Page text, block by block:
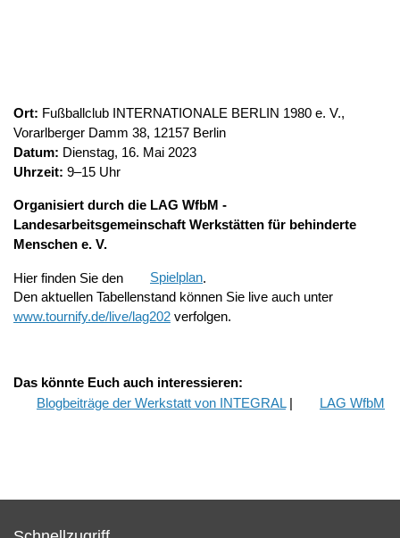
Ort: Fußballclub INTERNATIONALE BERLIN 1980 e. V.,
Vorarlberger Damm 38, 12157 Berlin
Datum: Dienstag, 16. Mai 2023
Uhrzeit: 9–15 Uhr
Organisiert durch die LAG WfbM -
Landesarbeitsgemeinschaft Werkstätten für behinderte
Menschen e. V.
Hier finden Sie den Spielplan.
Den aktuellen Tabellenstand können Sie live auch unter
www.tournify.de/live/lag202 verfolgen.
Das könnte Euch auch interessieren:
Blogbeiträge der Werkstatt von INTEGRAL| LAG WfbM